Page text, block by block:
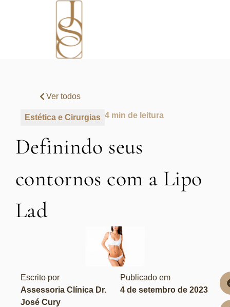
Ver todos
Estética e Cirurgias 4 min de leitura
Definindo seus
contornos com a Lipo
Lad
Escrito por
Assessoria Clínica Dr.
José Cury
Publicado em
4 de setembro de 2023